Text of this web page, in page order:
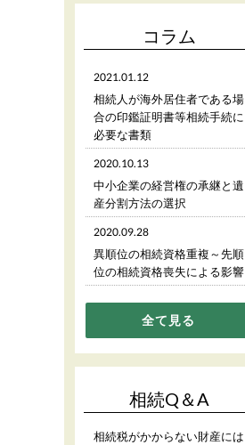
コラム
2021.01.12
相続人が海外居住者である場
合の印鑑証明書等相続手続に
必要な書類
2020.10.13
中小企業の経営権の承継と遺
産分割方法の選択
2020.09.28
異順位の相続資格重複～先順
位の相続資格喪失による影響
全て見る
相続Q＆A
相続税がかからない財産には